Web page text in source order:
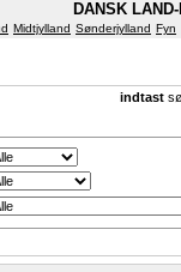
DANSK
Midtjylland Sønderjylland Fyn
indtast